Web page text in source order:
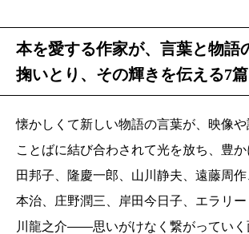
本を愛する作家が、言葉と物語
掬いとり、その輝きを伝える7篇
懐かしくて新しい物語の言葉が、映像
ことばに結び合わされて光を放ち、豊
田邦子、隆慶一郎、山川静夫、遠藤周
本治、庄野潤三、岸田今日子、エラリ
川龍之介――思いがけなく繋がっていく